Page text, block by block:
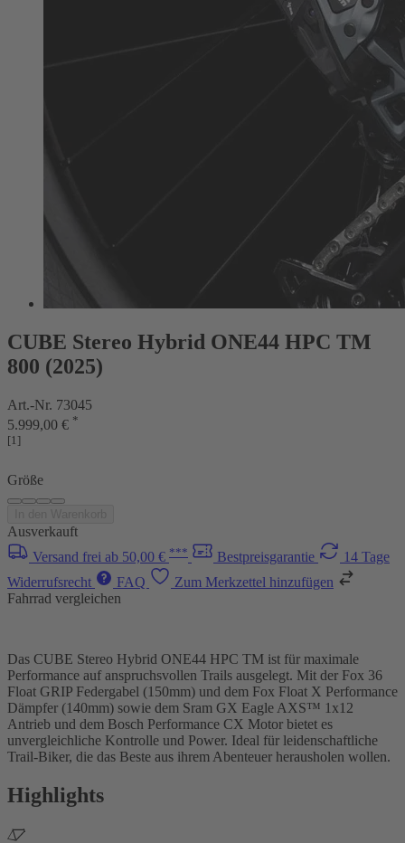
CUBE Stereo Hybrid ONE44 HPC TM
800 (2025)
Art.-Nr. 73045
5.999,00 € *
[1]
Größe
Ausverkauft
Versand frei ab 50,00 € *** Bestpreisgarantie
14 Tage
Widerrufsrecht
FAQ
Zum Merkzettel hinzufügen
Fahrrad vergleichen
Das CUBE Stereo Hybrid ONE44 HPC TM ist für maximale
Performance auf anspruchsvollen Trails ausgelegt. Mit der Fox 36
Float GRIP Federgabel (150mm) und dem Fox Float X Performance
Dämpfer (140mm) sowie dem Sram GX Eagle AXS™ 1x12
Antrieb und dem Bosch Performance CX Motor bietet es
unvergleichliche Kontrolle und Power. Ideal für leidenschaftliche
Trail-Biker, die das Beste aus ihrem Abenteuer herausholen wollen.
Highlights